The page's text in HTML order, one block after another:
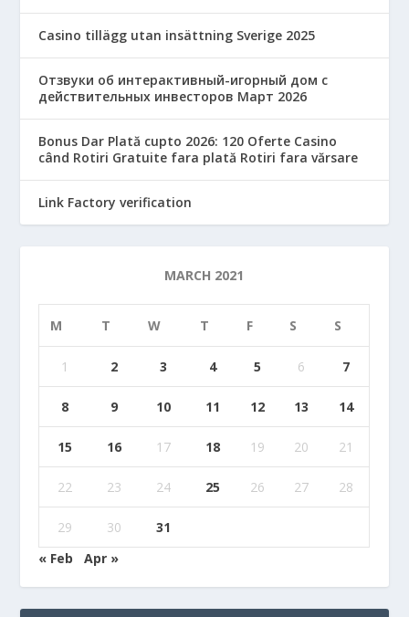
Casino tillägg utan insättning Sverige 2025
Отзвуки об интерактивный-игорный дом с
действительных инвесторов Март 2026
Bonus Dar Plată cupto 2026: 120 Oferte Casino
când Rotiri Gratuite fara plată Rotiri fara vărsare
Link Factory verification
MARCH 2021
M T W T F S S
1 2 3 4 5 6 7
8 9 10 11 12 13 14
15 16 17 18 19 20 21
22 23 24 25 26 27 28
29 30
31
« Feb
Apr »